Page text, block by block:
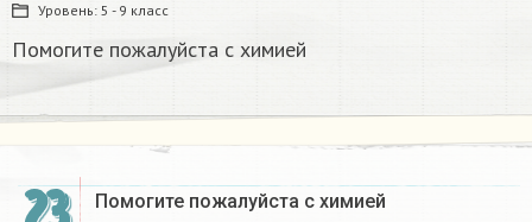
Уровень: 5 - 9 класс
Помогите пожалуйста с химией
Помогите пожалуйста с химией